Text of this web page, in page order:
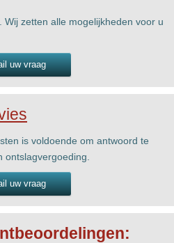
zetten alle mogelijkheden voor u
uw vraag
is voldoende om antwoord te
ontslagvergoeding.
uw vraag